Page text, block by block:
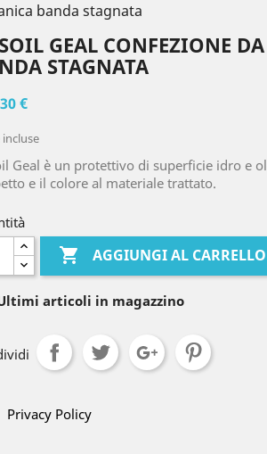
banda stagnata
GEAL CONFEZIONE
STAGNATA
€
incluse
Geal è un protettivo di superficie idro e
e il colore al materiale trattato.
 AGGIUNGI AL CARRELLO
articoli in magazzino
Privacy Policy